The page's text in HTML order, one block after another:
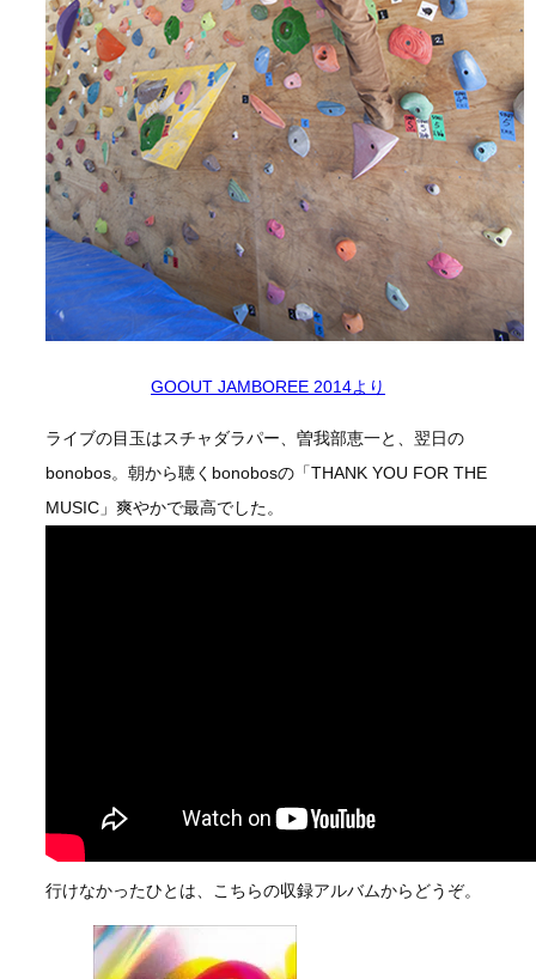
GOOUT JAMBOREE 2014より
ライブの目玉はスチャダラパー、曽我部恵一と、翌日の
bonobos。朝から聴くbonobosの「THANK YOU FOR THE
MUSIC」爽やかで最高でした。
行けなかったひとは、こちらの収録アルバムからどうぞ。